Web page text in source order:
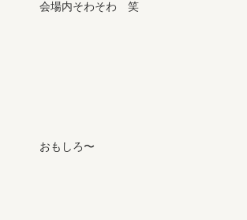
会場内そわそわ 笑
おもしろ〜